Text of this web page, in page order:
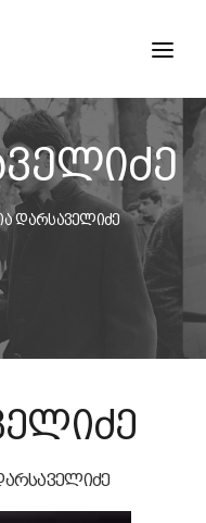
დარსაველიძე